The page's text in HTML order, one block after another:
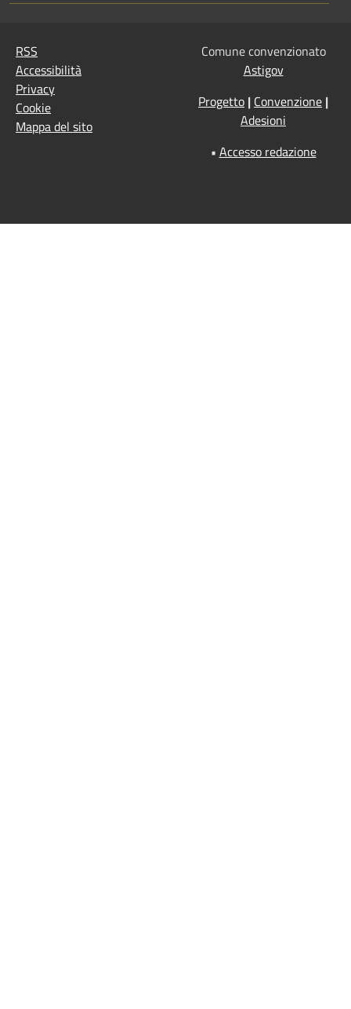
RSS
Accessibilità
Privacy
Cookie
Mappa del sito
Comune convenzionato
Astigov
Progetto | Convenzione |
Adesioni
• Accesso redazione